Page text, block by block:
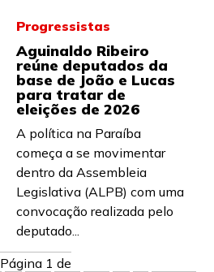
Progressistas
Aguinaldo Ribeiro
reúne deputados da
base de João e Lucas
para tratar de
eleições de 2026
A política na Paraíba
começa a se movimentar
dentro da Assembleia
Legislativa (ALPB) com uma
convocação realizada pelo
deputado...
Página 1 de